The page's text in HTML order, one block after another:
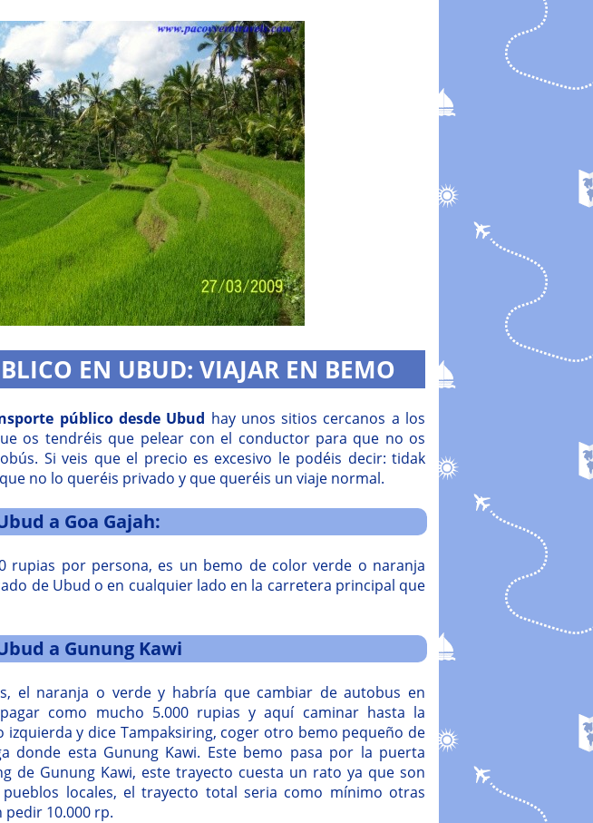
EN UBUD: VIAJAR EN BEMO
público desde Ubud hay unos sitios cercanos a los
os tendréis que pelear con el conductor para que no os
Si veis que el precio es excesivo le podéis decir: tidak
no lo queréis privado y que queréis un viaje normal.
a Goa Gajah:
rupias por persona, es un bemo de color verde o naranja
de Ubud o en cualquier lado en la carretera principal que
a Gunung Kawi
el naranja o verde y habría que cambiar de autobus en
como mucho 5.000 rupias y aquí caminar hasta la
izquierda y dice Tampaksiring, coger otro bemo pequeño de
donde esta Gunung Kawi. Este bemo pasa por la puerta
de Gunung Kawi, este trayecto cuesta un rato ya que son
locales, el trayecto total seria como mínimo otras
pedir 10.000 rp.